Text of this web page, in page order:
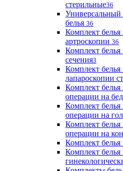
стерильные36
Универсальный
белья 36
Комплект белья
артроскопии 36
Комплект белья
сечения3
Комплект белья
лапароскопии
Комплект белья
операции на
Комплект белья
операции на
Комплект белья
операции на
Комплект белья
Комплект белья